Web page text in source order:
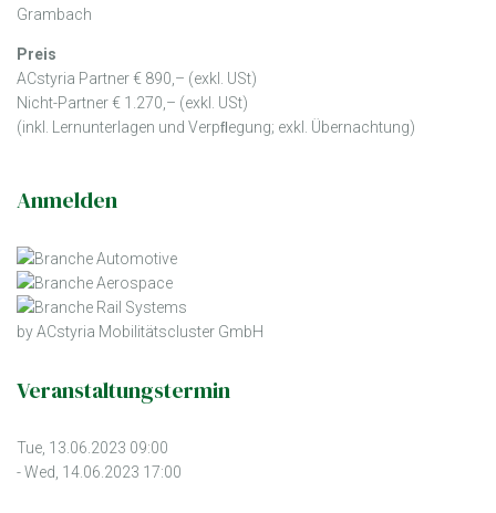
Grambach
Preis
ACstyria Partner € 890,– (exkl. USt)
Nicht-Partner € 1.270,– (exkl. USt)
(inkl. Lernunterlagen und Verpﬂegung; exkl. Übernachtung)
Anmelden
by ACstyria Mobilitätscluster GmbH
Veranstaltungstermin
Tue, 13.06.2023 09:00
- Wed, 14.06.2023 17:00